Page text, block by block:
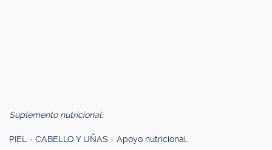
Suplemento nutricional.
PIEL - CABELLO Y UÑAS - Apoyo nutricional.